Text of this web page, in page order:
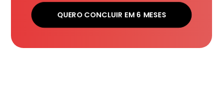
QUERO CONCLUIR EM 6 MESES